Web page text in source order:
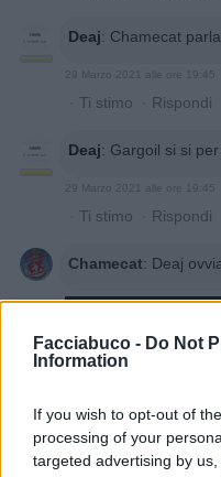
Facciabuco - Do Not
Information
If you wish to opt-out of
processing of your
targeted advertising by
Deaj: Chamecat
29 Marzo 2021 alle ore 19:45
· Ti stimo · Rispondi
Deaj: Gargoil si si
29 Marzo 2021 alle ore 19:45
· Ti stimo · Rispondi
Chamecat: Deaj